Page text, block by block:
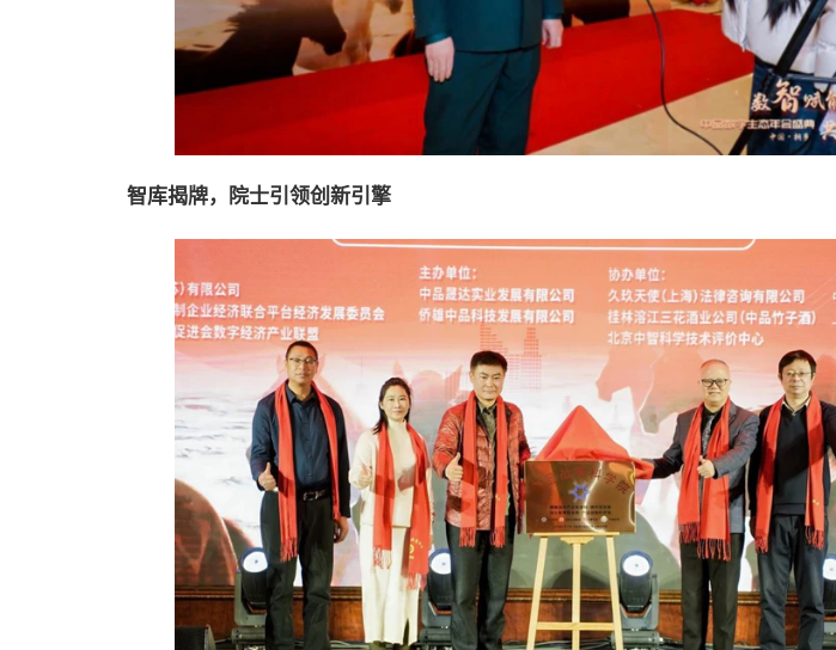
智库揭牌，院士引领创新引擎